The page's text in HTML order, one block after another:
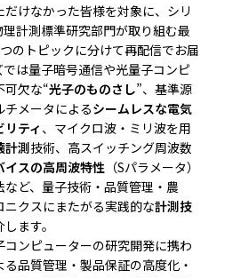
けなかった皆様を対象に、シリ
計測標準研究部門が取り組む最
のトピックに分けて再配信でお届
は量子暗号通信や光量子コンピ
可欠な“光子のものさし”、基準源
メータによるシームレスな電気
ティ 、マイクロ波・ミリ波を用
計測技術、高スイッチング周波数
イスの高周波特性 （Sパラメータ）
ど、量子技術・品質管理・農
クスにまたがる実践的な計測技
ます。
ンピューターの研究開発に携わ
品質管理・製品保証の高度化・